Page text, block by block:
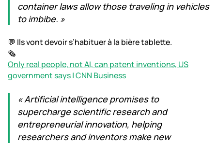
container laws allow those traveling in vehicles
to imbibe. »
💬 Ils vont devoir s’habituer à la bière tablette.
🗞️
Only real people, not AI, can patent inventions, US
government says | CNN Business
« Artificial intelligence promises to
supercharge scientific research and
entrepreneurial innovation, helping
researchers and inventors make new